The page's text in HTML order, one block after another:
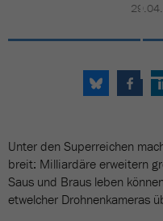
Unter den Superreichen
breit: Milliardäre erweitern
Saus und Braus leben
etwelcher Drohnenkameras